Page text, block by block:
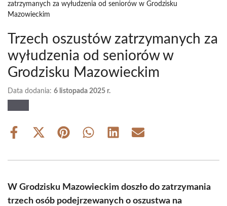
zatrzymanych za wyłudzenia od seniorów w Grodzisku
Mazowieckim
Trzech oszustów zatrzymanych za
wyłudzenia od seniorów w
Grodzisku Mazowieckim
Data dodania: 6 listopada 2025 r.
Share
Share
(Twitter)
Share Share Share Share
W Grodzisku Mazowieckim doszło do zatrzymania
trzech osób podejrzewanych o oszustwa na